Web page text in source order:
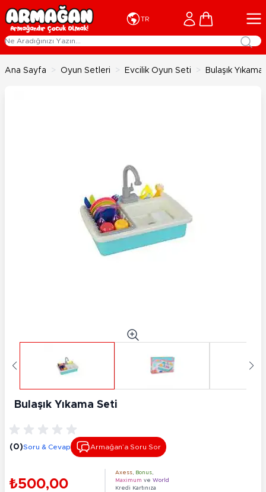
İçeriğe geç
TR Cart
Ana Sayfa > Oyun Setleri > Evcilik Oyun Seti > Bulaşık
Bulaşık Yıkama Seti
(0)Soru & Cevap Armağan’a Soru Sor
₺500,00
Axess Bonus
Maximum ve World
Kredi Kartınıza